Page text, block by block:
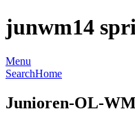
junwm14
Menu
SearchHome
Junioren-OL-